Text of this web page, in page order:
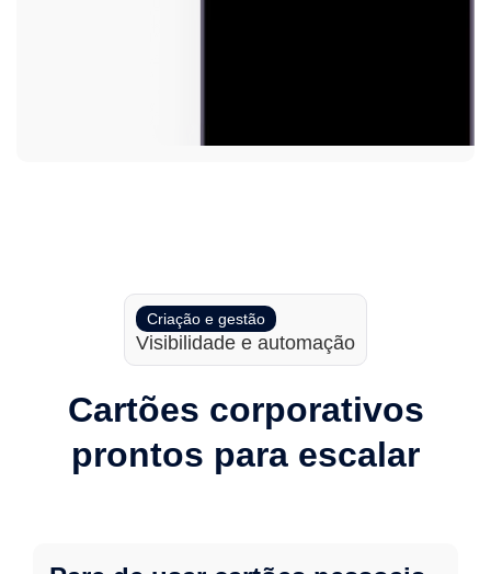
Criação e gestão
Visibilidade e automação
Cartões corporativos
prontos para escalar